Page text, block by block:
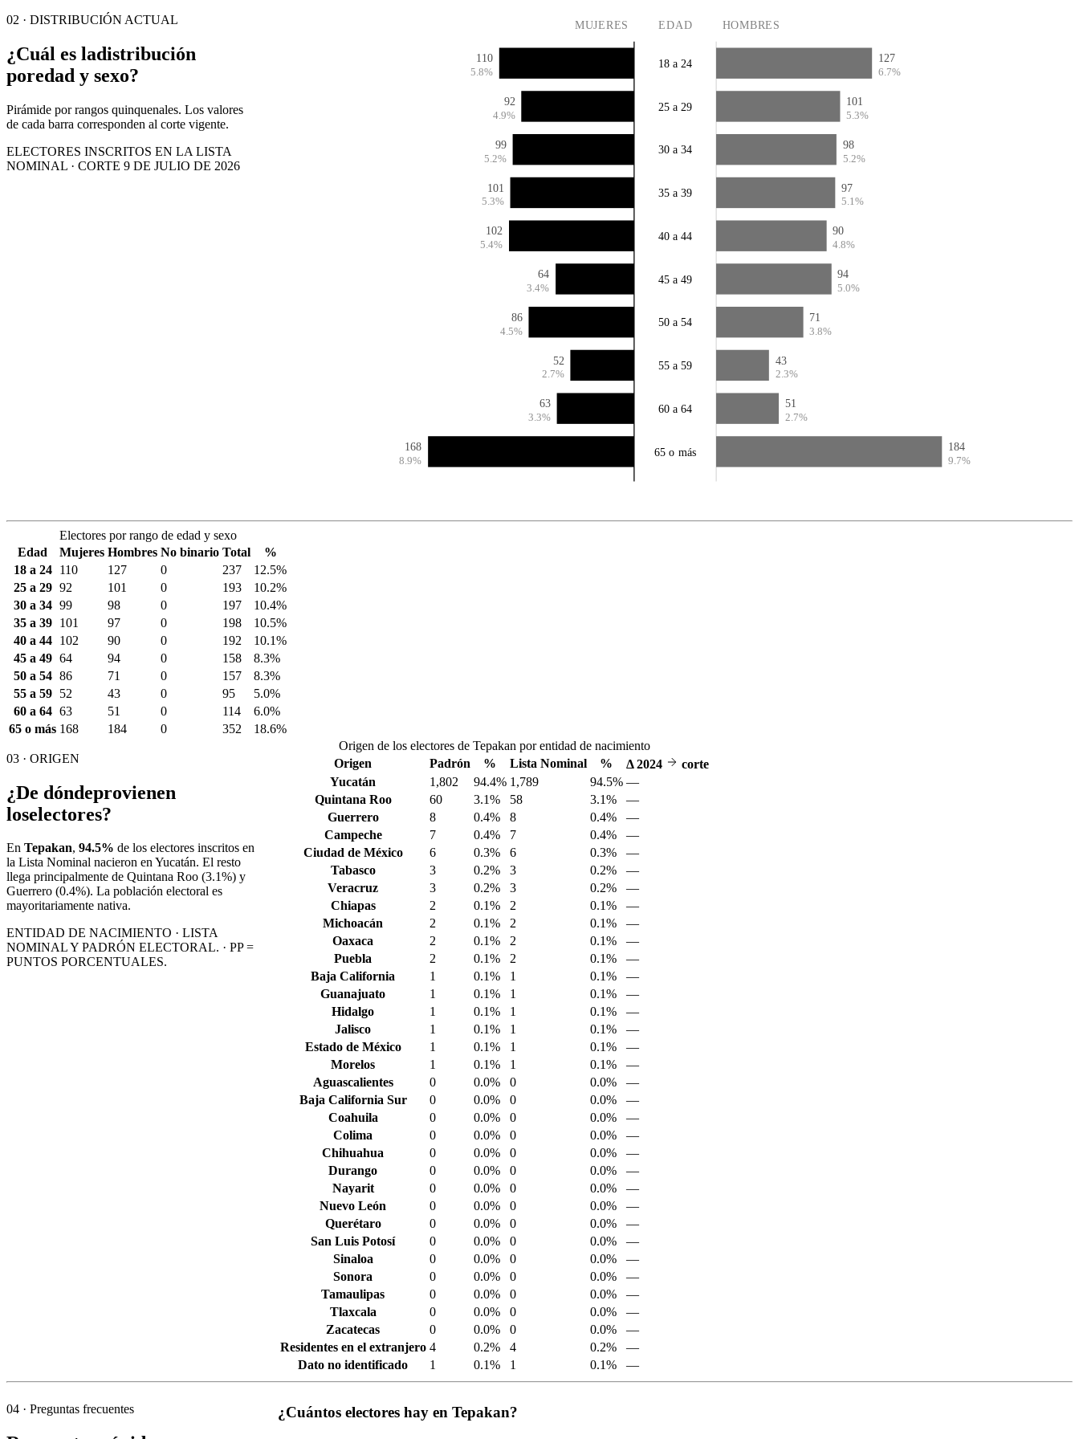
02 · DISTRIBUCIÓN ACTUAL
¿Cuál es ladistribución
poredad y sexo?
Pirámide por rangos quinquenales. Los valores
de cada barra corresponden al corte vigente.
ELECTORES INSCRITOS EN LA LISTA
NOMINAL · CORTE 9 DE JULIO DE 2026
MUJERES EDAD HOMBRES
110
5.8%
127
6.7%
18 a 24
92
4.9%
101
5.3%
25 a 29
99
5.2%
98
5.2%
30 a 34
101
5.3%
97
5.1%
35 a 39
102
5.4%
90
4.8%
40 a 44
64
3.4%
94
5.0%
45 a 49
86
4.5%
71
3.8%
50 a 54
52
2.7%
43
2.3%
55 a 59
63
3.3%
51
2.7%
60 a 64
168
8.9%
184
9.7%
65 o más
Electores por rango de edad y sexo
Edad
Mujeres Hombres No binario Total
%
18 a 24
110 127 0 237
12.5%
25 a 29 92 101 0 193
10.2%
30 a 34 99 98 0 197
10.4%
35 a 39
101 97 0 198
10.5%
40 a 44
102 90 0 192
10.1%
45 a 49 64 94 0 158
8.3%
50 a 54 86 71 0 157
8.3%
55 a 59
52 43 0 95
5.0%
60 a 64 63 51 0 114
6.0%
65 o más 168 184 0 352 18.6%
03 · ORIGEN
¿De dóndeprovienen
loselectores?
En Tepakan, 94.5% de los electores inscritos en
la Lista Nominal nacieron enYucatán. El resto
llega principalmente de Quintana Roo (3.1%) y
Guerrero (0.4%). La población electoral es
mayoritariamente nativa.
ENTIDAD DE NACIMIENTO · LISTA
NOMINAL Y PADRÓN ELECTORAL. · PP =
PUNTOS PORCENTUALES.
Origen de los electores de Tepakan por entidad de nacimiento
Origen
Padrón % Lista Nominal % Δ2024
corte
Yucatán
1,802 94.4% 1,789 94.5% —
Quintana Roo
60 3.1% 58 3.1%
—
Guerrero
8 0.4% 8 0.4%
—
Campeche
7 0.4% 7 0.4%
—
Ciudad de México
6 0.3% 6 0.3%
—
Tabasco
3 0.2% 3 0.2%
—
Veracruz
3 0.2% 3 0.2%
—
Chiapas
2 0.1% 2 0.1%
—
Michoacán
2 0.1% 2 0.1%
—
Oaxaca
2 0.1% 2 0.1%
—
Puebla
2 0.1% 2 0.1%
—
Baja California
1 0.1% 1 0.1%
—
Guanajuato
1 0.1% 1 0.1%
—
Hidalgo
1 0.1% 1 0.1%
—
Jalisco
1 0.1% 1 0.1%
—
Estado de México
1 0.1% 1 0.1%
—
Morelos
1 0.1% 1 0.1%
—
Aguascalientes
0 0.0% 0 0.0%
—
Baja California Sur
0 0.0% 0 0.0%
—
Coahuila
0 0.0% 0 0.0%
—
Colima
0 0.0% 0 0.0%
—
Chihuahua
0 0.0% 0 0.0%
—
Durango
0 0.0% 0 0.0%
—
Nayarit
0 0.0% 0 0.0%
—
Nuevo León
0 0.0% 0 0.0%
—
Querétaro
0 0.0% 0 0.0%
—
San Luis Potosí
0 0.0% 0 0.0%
—
Sinaloa
0 0.0% 0 0.0%
—
Sonora
0 0.0% 0 0.0%
—
Tamaulipas
0 0.0% 0 0.0%
—
Tlaxcala
0 0.0% 0 0.0%
—
Zacatecas
0 0.0% 0 0.0%
—
Residentes en el extranjero 4 0.2% 4 0.2%
—
Dato no identificado
1 0.1% 1 0.1% —
04 · Preguntas frecuentes ¿Cuántos electores hay en Tepakan?